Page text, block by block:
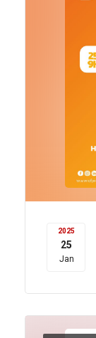
2025
25
Jan